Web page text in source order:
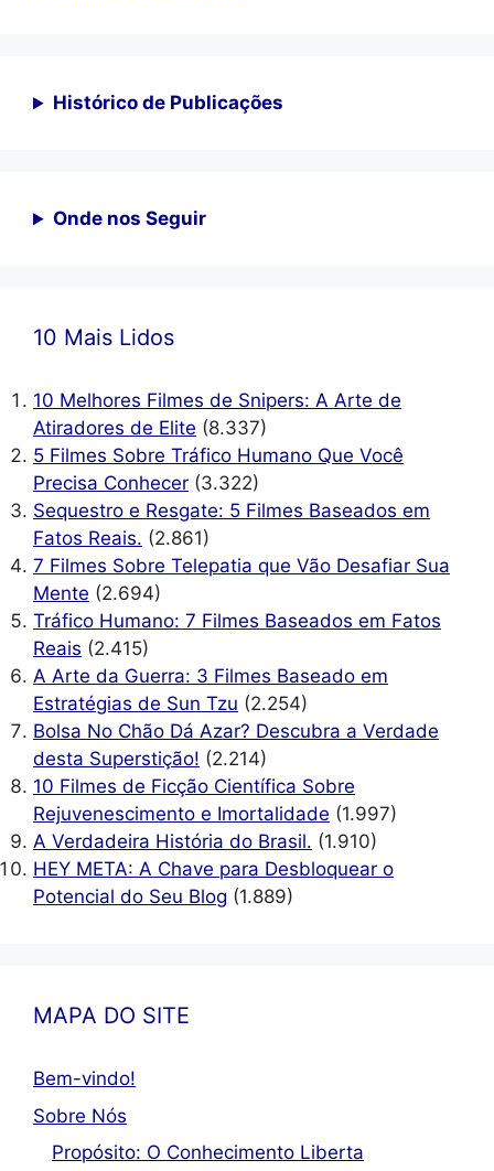
Histórico de Publicações
Onde nos Seguir
10 Mais Lidos
10 Melhores Filmes de Snipers: A Arte de
Atiradores de Elite (8.337)
5 Filmes Sobre Tráfico Humano Que Você
Precisa Conhecer (3.322)
Sequestro e Resgate: 5 Filmes Baseados em
Fatos Reais. (2.861)
7 Filmes Sobre Telepatia que Vão Desafiar Sua
Mente (2.694)
Tráfico Humano: 7 Filmes Baseados em Fatos
Reais (2.415)
A Arte da Guerra: 3 Filmes Baseado em
Estratégias de Sun Tzu (2.254)
Bolsa No Chão Dá Azar? Descubra a Verdade
desta Superstição! (2.214)
10 Filmes de Ficção Científica Sobre
Rejuvenescimento e Imortalidade (1.997)
A Verdadeira História do Brasil. (1.910)
HEY META: A Chave para Desbloquear o
Potencial do Seu Blog (1.889)
MAPA DO SITE
Bem-vindo!
Sobre Nós
Propósito: O Conhecimento Liberta